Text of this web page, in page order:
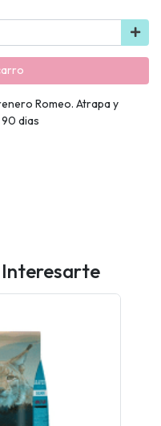
Romeo. Atrapa y
dias
Interesarte